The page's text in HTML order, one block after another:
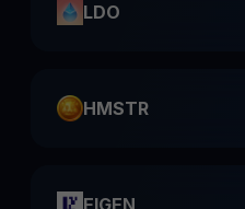
LDO
HMSTR